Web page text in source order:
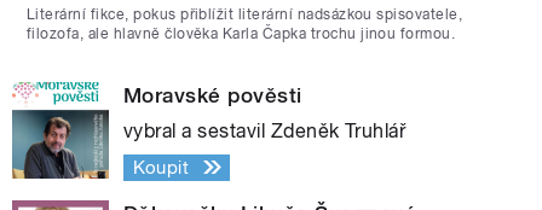
Literární fikce, pokus přiblížit literární nadsázkou spisovatele,
filozofa, ale hlavně člověka Karla Čapka trochu jinou formou.
Moravské pověsti
vybral a sestavil Zdeněk Truhlář
Koupit